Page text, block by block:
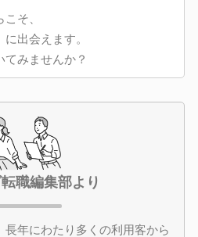
そ、
出会えます。
みませんか？
職編集部より
長年にわたり多くの利用客から